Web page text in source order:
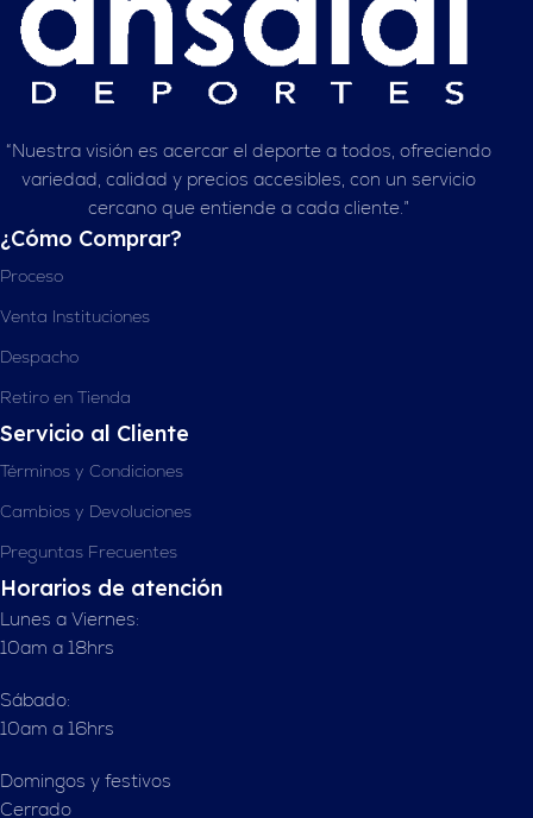
“Nuestra visión es acercar el deporte a todos, ofreciendo
variedad, calidad y precios accesibles, con un servicio
cercano que entiende a cada cliente.”
¿Cómo Comprar?
Proceso
Venta Instituciones
Despacho
Retiro en Tienda
Servicio al Cliente
Términos y Condiciones
Cambios y Devoluciones
Preguntas Frecuentes
Horarios de atención
Lunes a Viernes:
10am a 18hrs
Sábado:
10am a 16hrs
Domingos y festivos
Cerrado